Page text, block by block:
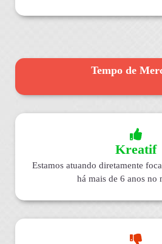
Tempo de
Kreatif
Estamos atuando diretamente
há mais de 6 anos no